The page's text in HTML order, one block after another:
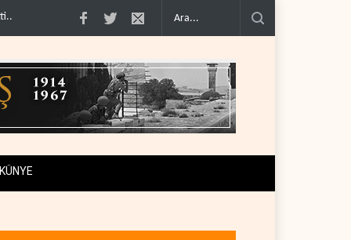
.. İsrail, beyin göçünde rekora koşuyor.. Kolombiya kartelleri
KÜNYE